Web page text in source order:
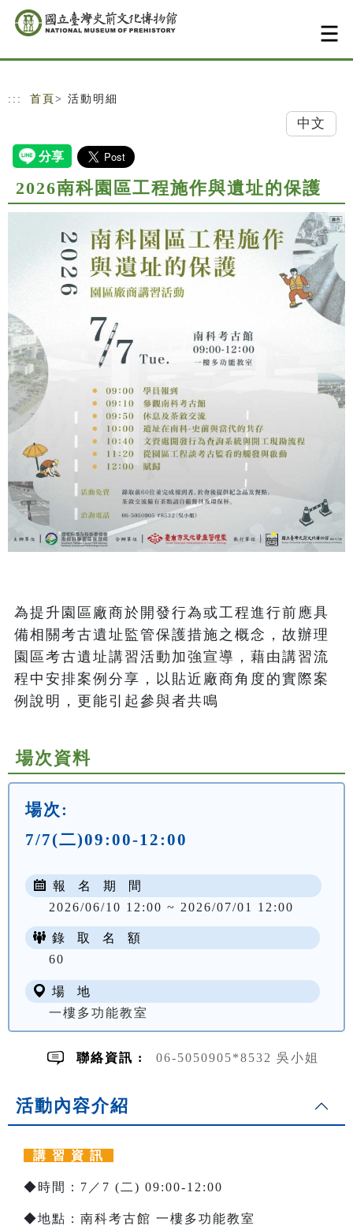
跳到主要內容
網站導覽
::: 首頁 > 活動明細
中文
2026南科園區工程施作與遺址的保護
為提升園區廠商於開發行為或工程進行前應具
備相關考古遺址監管保護措施之概念，故辦理
園區考古遺址講習活動加強宣導，藉由講習流
程中安排案例分享，以貼近廠商角度的實際案
例說明，更能引起參與者共鳴
場次資料
場次:
7/7(二)09:00-12:00
報 名 期 間
2026/06/10 12:00 ~ 2026/07/01 12:00
錄 取 名 額
60
場 地
一樓多功能教室
聯絡資訊 : 06-5050905*8532 吳小姐
活動內容介紹
講 習 資 訊
◆時間：7／7 (二) 09:00-12:00
◆地點：南科考古館 一樓多功能教室